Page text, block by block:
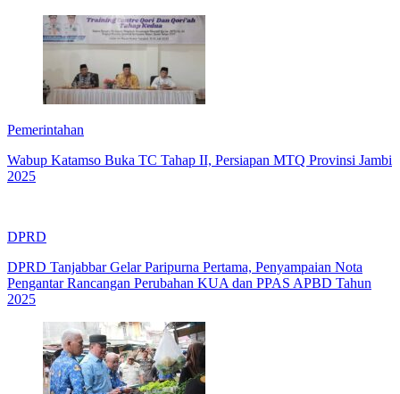
Pemerintahan
Wabup Katamso Buka TC Tahap II, Persiapan MTQ Provinsi Jambi
2025
DPRD
DPRD Tanjabbar Gelar Paripurna Pertama, Penyampaian Nota
Pengantar Rancangan Perubahan KUA dan PPAS APBD Tahun
2025